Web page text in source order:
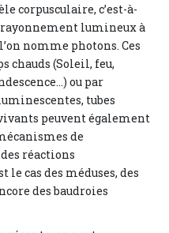
corpusculaire, c’est-à-
lumineux à
nomme photons. Ces
chauds (Soleil, feu,
ou par
tubes
peuvent également
de
réactions
le cas des méduses, des
des baudroies